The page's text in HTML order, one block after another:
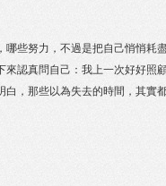
些努力，不過是把自己悄悄耗
認真問自己：我上一次好好照
，那些以為失去的時間，其實